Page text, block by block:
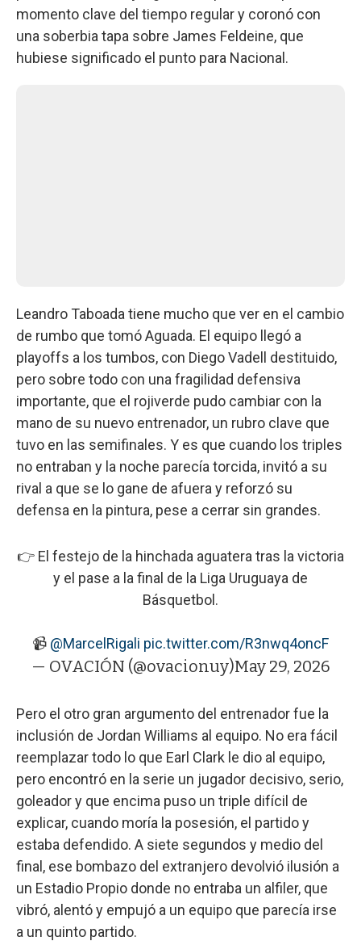
momento clave del tiempo regular y coronó con
una soberbia tapa sobre James Feldeine, que
hubiese significado el punto para Nacional.
Leandro Taboada tiene mucho que ver en el cambio
de rumbo que tomó Aguada. El equipo llegó a
playoffs a los tumbos, con Diego Vadell destituido,
pero sobre todo con una fragilidad defensiva
importante, que el rojiverde pudo cambiar con la
mano de su nuevo entrenador, un rubro clave que
tuvo en las semifinales. Y es que cuando los triples
no entraban y la noche parecía torcida, invitó a su
rival a que se lo gane de afuera y reforzó su
defensa en la pintura, pese a cerrar sin grandes.
👉 El festejo de la hinchada aguatera tras la victoria
y el pase a la final de la Liga Uruguaya de
Básquetbol.
📹 @MarcelRigali pic.twitter.com/R3nwq4oncF
— OVACIÓN (@ovacionuy)May 29, 2026
Pero el otro gran argumento del entrenador fue la
inclusión de Jordan Williams al equipo. No era fácil
reemplazar todo lo que Earl Clark le dio al equipo,
pero encontró en la serie un jugador decisivo, serio,
goleador y que encima puso un triple difícil de
explicar, cuando moría la posesión, el partido y
estaba defendido. A siete segundos y medio del
final, ese bombazo del extranjero devolvió ilusión a
un Estadio Propio donde no entraba un alfiler, que
vibró, alentó y empujó a un equipo que parecía irse
a un quinto partido.